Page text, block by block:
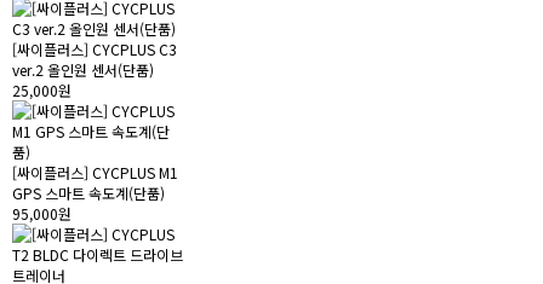
[싸이플러스] CYCPLUS C3
ver.2 올인원 센서(단품)
25,000원
[싸이플러스] CYCPLUS M1
GPS 스마트 속도계(단품)
95,000원